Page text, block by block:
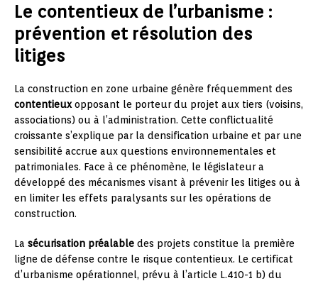
Le contentieux de l’urbanisme :
prévention et résolution des
litiges
La construction en zone urbaine génère fréquemment des
contentieuxopposant le porteur du projet aux tiers (voisins,
associations) ou à l’administration. Cette conflictualité
croissante s’explique par la densification urbaine et par une
sensibilité accrue aux questions environnementales et
patrimoniales. Face à ce phénomène, le législateur a
développé des mécanismes visant à prévenir les litiges ou à
en limiter les effets paralysants sur les opérations de
construction.
La sécurisation préalable des projets constitue la première
ligne de défense contre le risque contentieux. Le certificat
d’urbanisme opérationnel, prévu à l’article L.410-1 b) du